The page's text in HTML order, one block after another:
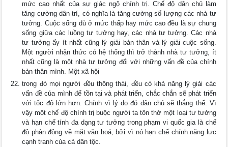
mức cao nhất của sự giác ngộ chính trị. Chế độ dân chủ làm
tăng cường dân trí, có nghĩa là tăng cường số lượng các nhà tư
tưởng. Cuộc sống dù ở mức thấp hay mức cao đều là sự chung
sống giữa các luồng tư tưởng hay, các nhà tư tưởng. Các nhà
tư tưởng ấy ít nhất cũng lý giải bản thân và lý giải cuộc sống.
Một người nhận thức có hệ thống thì trở thành nhà tư tưởng, ít
nhất cũng là một nhà tư tưởng đối với những vấn đề của chính
bản thân mình. Một xã hội
trong đó mọi người đều thông thái, đều có khả năng lý giải các
vấn đề của mình để tồn tại và phát triển, chắc chắn sẽ phát triển
với tốc độ lớn hơn. Chính vì lý do đó dân chủ sẽ thắng thế. Vì
vậy một chế độ chính trị buộc người ta tôn thờ một loại tư tưởng
và hạn chế tính đa dạng tư tưởng trong phạm vi quốc gia là chế
độ phản động về mặt văn hoá, bởi vì nó hạn chế chính năng lực
cạnh tranh của cả dân tộc.